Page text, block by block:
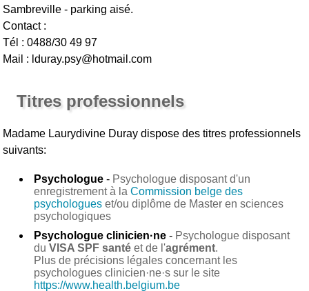
Sambreville - parking aisé.
Contact :
Tél : 0488/30 49 97
Mail : lduray.psy@hotmail.com
Titres professionnels
Madame Laurydivine Duray dispose des titres professionnels
suivants:
Psychologue - Psychologue disposant d'un
enregistrement à laCommission belge des
psychologues et/ou diplôme de Master en sciences
psychologiques
Psychologue clinicien·ne - Psychologue disposant
duVISA SPF santé et de l'agrément.
Plus de précisions légales concernant les
psychologues clinicien·ne·s sur le site
https://www.health.belgium.be